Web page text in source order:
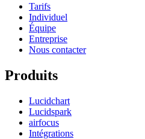
Tarifs
Individuel
Équipe
Entreprise
Nous contacter
Produits
Lucidchart
Lucidspark
airfocus
Intégrations